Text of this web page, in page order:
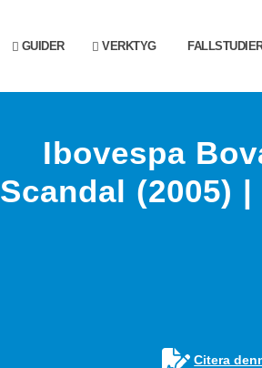
GUIDER VERKTYG
Ibovespa
Scandal (2005)
Citera